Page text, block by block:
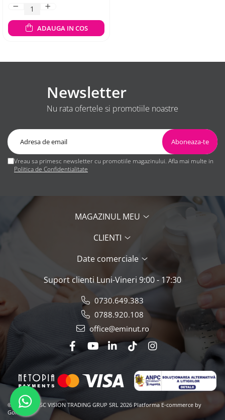
ADAUGA IN COS
Newsletter
Nu rata ofertele si promotiile noastre
Vreau sa primesc newsletter cu promotiile magazinului. Afla mai multe in
Politica de Confidentialitate
MAGAZINUL MEU
CLIENTI
Date comerciale
Suport clientiLuni-Vineri 9:00 - 17:30
0730.649.383
0788.920.108
office@eminut.ro
©Copyright SC VISION TRADING GRUP SRL 2026 Platforma E-commerce by
Gomag